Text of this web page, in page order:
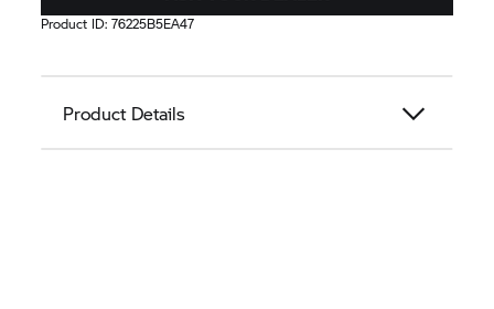
Product ID:76225B5EA47
Product Details